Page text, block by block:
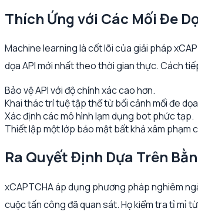
Thích Ứng với Các Mối Đe
Machine learning là cốt lõi của giải pháp
dọa API mới nhất theo thời gian thực. Cách
Bảo vệ API với độ chính xác cao hơn.
Khai thác trí tuệ tập thể từ bối cảnh mối đe
Xác định các mô hình lạm dụng bot phức tạp.
Thiết lập một lớp bảo mật bất khả xâm phạm
Ra Quyết Định Dựa Trên
xCAPTCHA áp dụng phương pháp nghiêm
cuộc tấn công đã quan sát. Họ kiểm tra tỉ mỉ